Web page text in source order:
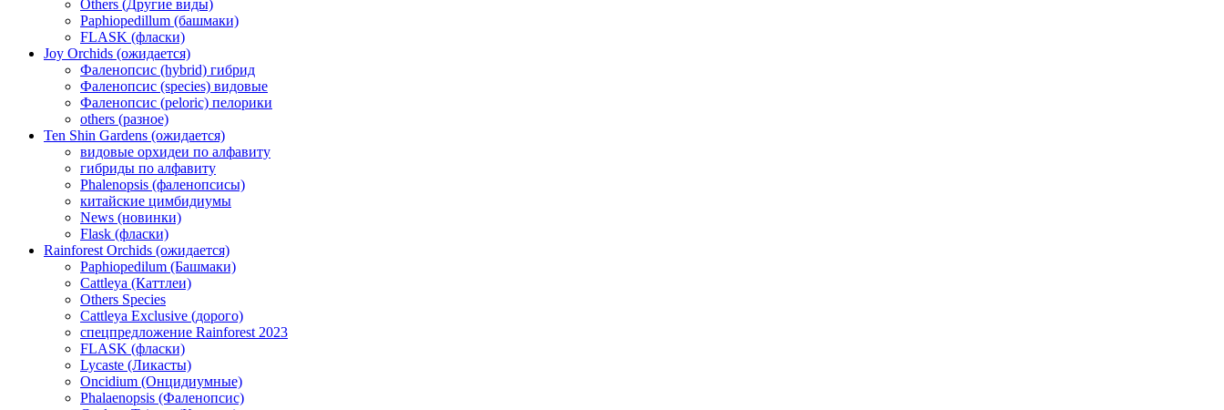
Others (Другие виды)
Paphiopedillum (башмаки)
FLASK (фласки)
Joy Orchids (ожидается)
Фаленопсис (hybrid) гибрид
Фаленопсис (species) видовые
Фаленопсис (peloric) пелорики
others (разное)
Ten Shin Gardens (ожидается)
видовые орхидеи по алфавиту
гибриды по алфавиту
Phalenopsis (фаленопсисы)
китайские цимбидиумы
News (новинки)
Flask (фласки)
Rainforest Orchids (ожидается)
Paphiopedilum (Башмаки)
Cattleya (Каттлеи)
Others Species
Cattleya Exclusive (дорого)
спецпредложение Rainforest 2023
FLASK (фласки)
Lycaste (Ликасты)
Oncidium (Онцидиумные)
Phalaenopsis (Фаленопсис)